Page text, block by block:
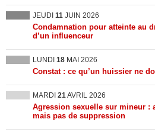
JEUDI 11 JUIN 2026
Condamnation pour atteinte au
d’un influenceur
LUNDI 18 MAI 2026
Constat : ce qu’un huissier ne
MARDI 21AVRIL 2026
Agression sexuelle sur mineur :
mais pas de suppression